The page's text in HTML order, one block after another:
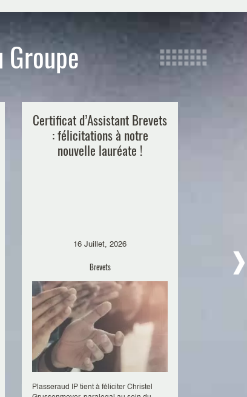
Certificat d’Assistant Brevets
: félicitations à notre
nouvelle lauréate !
16 Juillet, 2026
Brevets
Plasseraud IP tient à féliciter Christel